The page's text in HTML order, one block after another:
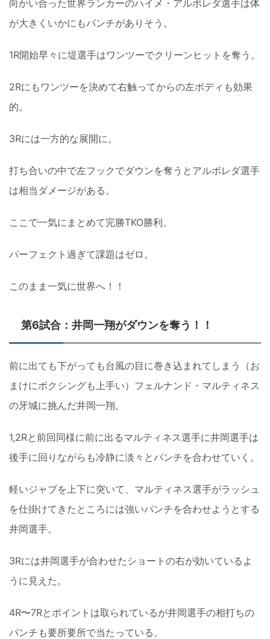
向かい合った世界ランカーのハイメ・アルボレダ選手は体
が大きくいかにもパンチがありそう。
1R開始早々に堤選手はワンツーでクリーンヒットを奪う。
2Rにもワンツーを決めて右触ってからの左ボディも効果
的。
3Rには一方的な展開に。
打ち合いの中で左フックでダウンを奪うとアルボレダ選手
は相当ダメージがある。
ここで一気にまとめて完勝TKO勝利。
パーフェクト過ぎて課題はゼロ。
このまま一気に世界へ！！
第6試合：井岡一翔がダウンを奪う！！
前に出ても下がっても台風の目に巻き込まれてしまう（お
まけにボクシングも上手い）フェルナンド・マルティネス
の牙城に挑んだ井岡一翔。
1,2Rと前回同様に前に出るマルティネス選手に井岡選手は
後手に回りながらも冷静に淡々とパンチを合わせていく。
軽いジャブを上下に突いて、マルティネス選手がラッシュ
を仕掛けてきたところには強いパンチを合わせようとする
井岡選手。
3Rには井岡選手が合わせたショートの右が効いているよ
うに見えた。
4R〜7Rとポイントは取られているが井岡選手の相打ちの
パンチも要所要所で当たっている。